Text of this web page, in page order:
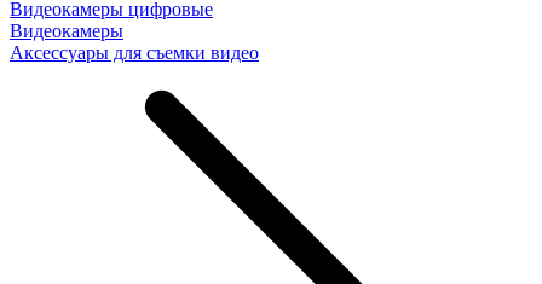
Видеокамеры цифровые
Видеокамеры
Аксессуары для съемки видео